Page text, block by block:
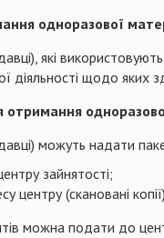
одноразової
які
діяльності щодо яких
отримання
можуть надати
зайнятості;
центру (скановані
можна подати до